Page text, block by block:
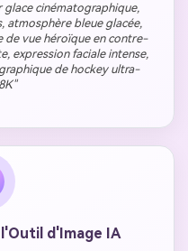
glace cinématographique,
atmosphère bleue glacée,
de vue héroïque en contre-
expression faciale intense,
de hockey ultra-
d'Image IA